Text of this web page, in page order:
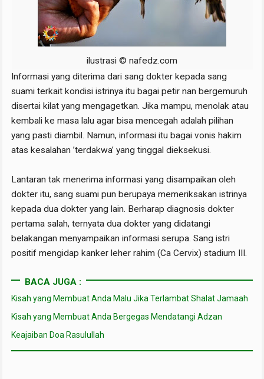
ilustrasi © nafedz.com
Informasi yang diterima dari sang dokter kepada sang
suami terkait kondisi istrinya itu bagai petir nan bergemuruh
disertai kilat yang mengagetkan. Jika mampu, menolak atau
kembali ke masa lalu agar bisa mencegah adalah pilihan
yang pasti diambil. Namun, informasi itu bagai vonis hakim
atas kesalahan ’terdakwa’ yang tinggal dieksekusi.
Lantaran tak menerima informasi yang disampaikan oleh
dokter itu, sang suami pun berupaya memeriksakan istrinya
kepada dua dokter yang lain. Berharap diagnosis dokter
pertama salah, ternyata dua dokter yang didatangi
belakangan menyampaikan informasi serupa. Sang istri
positif mengidap kanker leher rahim (Ca Cervix) stadium III.
BACA JUGA :
Kisah yang Membuat Anda Malu Jika Terlambat Shalat Jamaah
Kisah yang Membuat Anda Bergegas Mendatangi Adzan
Keajaiban Doa Rasulullah